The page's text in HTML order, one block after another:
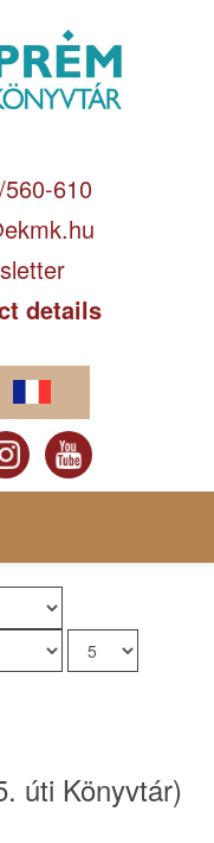
610
details
úti Könyvtár)